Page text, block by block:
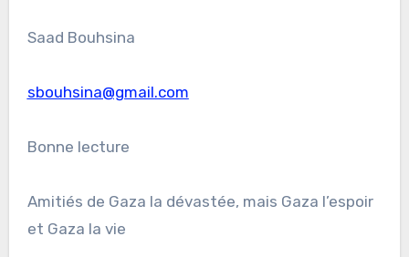
Saad Bouhsina
sbouhsina@gmail.com
Bonne lecture
Amitiés de Gaza la dévastée, mais Gaza l’espoir
et Gaza la vie